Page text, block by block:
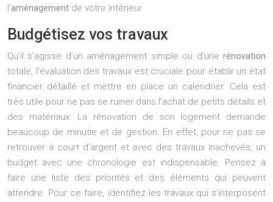
l’aménagement de votre intérieur.
Budgétisez vos travaux
Qu’il s’agisse d’un aménagement simple ou d’une rénovation
totale, l’évaluation des travaux est cruciale pour établir un état
financier détaillé et mettre en place un calendrier. Cela est
très utile pour ne pas se ruiner dans l’achat de petits détails et
des matériaux. La rénovation de son logement demande
beaucoup de minutie et de gestion. En effet, pour ne pas se
retrouver à court d’argent et avec des travaux inachevés, un
budget avec une chronologie est indispensable. Pensez à
faire une liste des priorités et des éléments qui peuvent
attendre. Pour ce faire, identifiez les travaux qui s’interposent